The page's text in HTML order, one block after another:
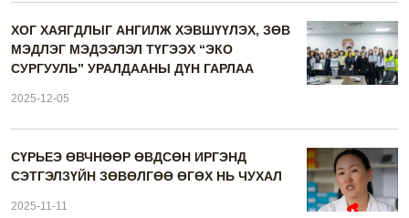
ХОГ ХАЯГДЛЫГ АНГИЛЖ ХЭВШҮҮЛЭХ, ЗӨВ
МЭДЛЭГ МЭДЭЭЛЭЛ ТҮГЭЭХ “ЭКО
СУРГУУЛЬ” УРАЛДААНЫ ДҮН ГАРЛАА
2025-12-05
СҮРЬЕЭ ӨВЧНӨӨР ӨВДСӨН ИРГЭНД
СЭТГЭЛЗҮЙН ЗӨВӨЛГӨӨ ӨГӨХ НЬ ЧУХАЛ
2025-11-11